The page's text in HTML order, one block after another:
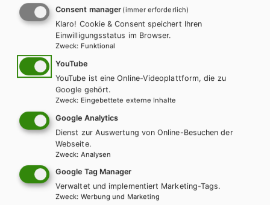
ZUM ONLINE ZUSATZMATERIAL
Weitere Bände dieser
Schulbuchreihe
Consent manager (immer erforderlich)
Klaro! Cookie & Consent speichert Ihren
Einwilligungsstatus im Browser.
Zweck: Funktional
YouTube
YouTube ist eine Online-Videoplattform, die zu
Google gehört.
Zweck: Eingebettete externe Inhalte
Google Analytics
Dienst zur Auswertung von Online-Besuchen der
Webseite.
Zweck: Analysen
Google Tag Manager
Verwaltet und implementiert Marketing-Tags.
Zweck: Werbung und Marketing